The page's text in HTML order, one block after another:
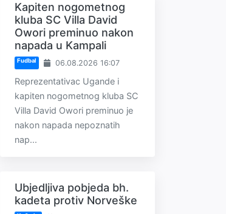
Kapiten nogometnog
kluba SC Villa David
Owori preminuo nakon
napada u Kampali
Fudbal 06.08.2026 16:07
Reprezentativac Ugande i
kapiten nogometnog kluba SC
Villa David Owori preminuo je
nakon napada nepoznatih
nap...
Ubjedljiva pobjeda bh.
kadeta protiv Norveške